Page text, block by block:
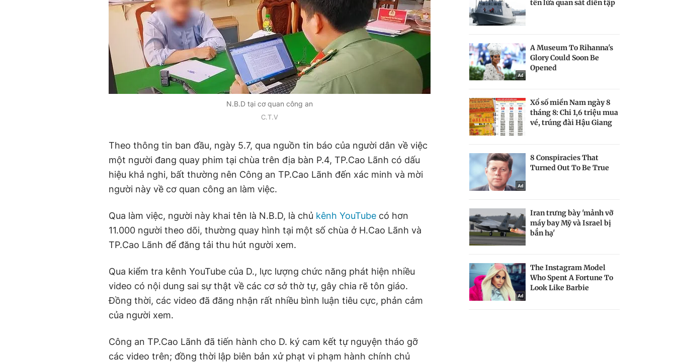
N.B.D tại cơ quan công an
C.T.V
Theo thông tin ban đầu, ngày 5.7, qua nguồn tin báo của người dân về việc
một người đang quay phim tại chùa trên địa bàn P.4, TP.Cao Lãnh có dấu
hiệu khả nghi, bất thường nên Công an TP.Cao Lãnh đến xác minh và mời
người này về cơ quan công an làm việc.
Qua làm việc, người này khai tên là N.B.D, là chủ kênh YouTube có hơn
11.000 người theo dõi, thường quay hình tại một số chùa ở H.Cao Lãnh và
TP.Cao Lãnh để đăng tải thu hút người xem.
Qua kiểm tra kênh YouTube của D., lực lượng chức năng phát hiện nhiều
video có nội dung sai sự thật về các cơ sở thờ tự, gây chia rẽ tôn giáo.
Đồng thời, các video đã đăng nhận rất nhiều bình luận tiêu cực, phản cảm
của người xem.
Công an TP.Cao Lãnh đã tiến hành cho D. ký cam kết tự nguyện tháo gỡ
các video trên; đồng thời lập biên bản xử phạt vi phạm hành chính chủ